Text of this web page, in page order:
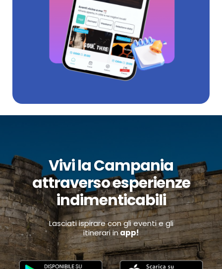
Vivi la Campania
attraverso esperienze
indimenticabili
Lasciati ispirare con gli eventi e gli
itinerari inapp!